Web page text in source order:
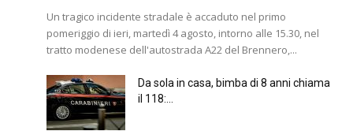
Un tragico incidente stradale è accaduto nel primo
pomeriggio di ieri, martedì 4 agosto, intorno alle 15.30, nel
tratto modenese dell'autostrada A22 del Brennero,...
Da sola in casa, bimba di 8 anni chiama
il 118:...